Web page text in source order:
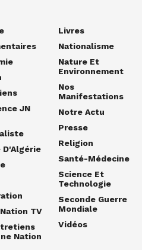
JN
D'Algérie
TV
Nation
Livres
Nationalisme
Nature Et
Environnement
Nos
Manifestations
Notre Actu
Presse
Religion
Santé-Médecine
Science Et
Technologie
Seconde Guerre
Mondiale
Vidéos